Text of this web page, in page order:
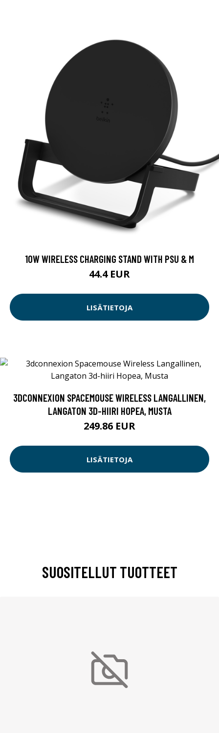
10W WIRELESS CHARGING STAND WITH PSU & M
44.4 EUR
LISÄTIETOJA
3DCONNEXION SPACEMOUSE WIRELESS LANGALLINEN,
LANGATON 3D-HIIRI HOPEA, MUSTA
249.86 EUR
LISÄTIETOJA
SUOSITELLUT TUOTTEET